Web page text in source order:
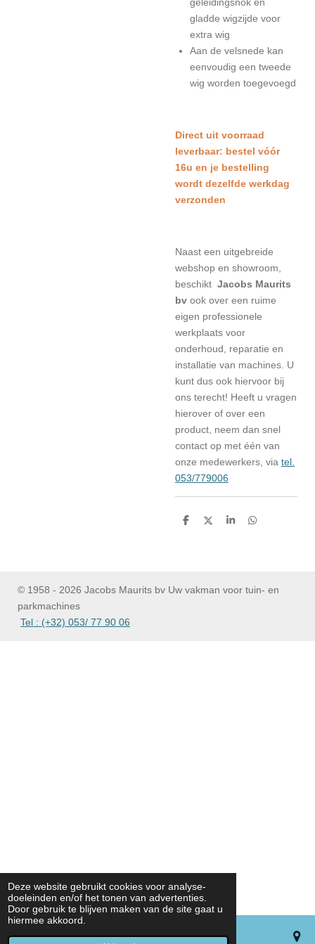
Deze website gebruikt cookies voor analyse-
doeleinden en/of het tonen van advertenties.
Door gebruik te blijven maken van de site gaat u
hiermee akkoord.
gladde wigzijde voor
extra wig
Aan de velsnede kan
eenvoudig een tweede
wig worden toegevoegd
Direct uit voorraad
leverbaar: bestel vóór
16u en je bestelling
wordt dezelfde werkdag
verzonden
Naast een uitgebreide
webshop en showroom,
beschikt Jacobs Maurits
bv ook over een ruime
eigen professionele
werkplaats voor
onderhoud, reparatie en
installatie van machines. U
kunt dus ook hiervoor bij
ons terecht! Heeft u vragen
hierover of over een
product, neem dan snel
contact op met één van
onze medewerkers, via tel.
053/779006
D
D
S
D
© 1958 - 2026 Jacobs Maurits bv Uw vakman voor tuin- en
parkmachines
Tel : (+32) 053/ 77 90 06